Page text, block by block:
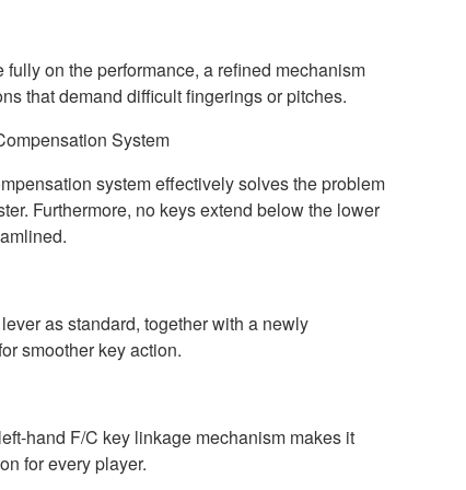
on the performance, a refined mechanism
that demand difficult fingerings or pitches.
System
system effectively solves the problem
Furthermore, no keys extend below the lower
as standard, together with a newly
smoother key action.
hand F/C key linkage mechanism makes it
for every player.